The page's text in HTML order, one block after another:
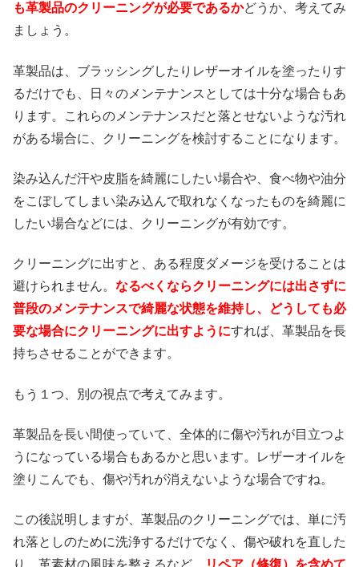
も革製品のクリーニングが必要であるかどうか、考えてみ
ましょう。
革製品は、ブラッシングしたりレザーオイルを塗ったりす
るだけでも、日々のメンテナンスとしては十分な場合もあ
ります。これらのメンテナンスだと落とせないような汚れ
がある場合に、クリーニングを検討することになります。
染み込んだ汗や皮脂を綺麗にしたい場合や、食べ物や油分
をこぼしてしまい染み込んで取れなくなったものを綺麗に
したい場合などには、クリーニングが有効です。
クリーニングに出すと、ある程度ダメージを受けることは
避けられません。 なるべくならクリーニングには出さずに
普段のメンテナンスで綺麗な状態を維持し、どうしても必
要な場合にクリーニングに出すようにすれば、革製品を長
持ちさせることができます。
もう１つ、別の視点で考えてみます。
革製品を長い間使っていて、全体的に傷や汚れが目立つよ
うになっている場合もあるかと思います。レザーオイルを
塗りこんでも、傷や汚れが消えないような場合ですね。
この後説明しますが、革製品のクリーニングでは、単に汚
れ落としのために洗浄するだけでなく、傷や破れを直した